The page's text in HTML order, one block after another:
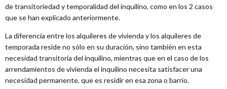
de transitoriedad y temporalidad del inquilino, como en los 2 casos
que se han explicado anteriormente.
La diferencia entre los alquileres de vivienda y los alquileres de
temporada reside no sólo en su duración, sino también en esta
necesidad transitoria del inquilino, mientras que en el caso de los
arrendamientos de vivienda el inquilino necesita satisfacer una
necesidad permanente, que es residir en esa zona o barrio.